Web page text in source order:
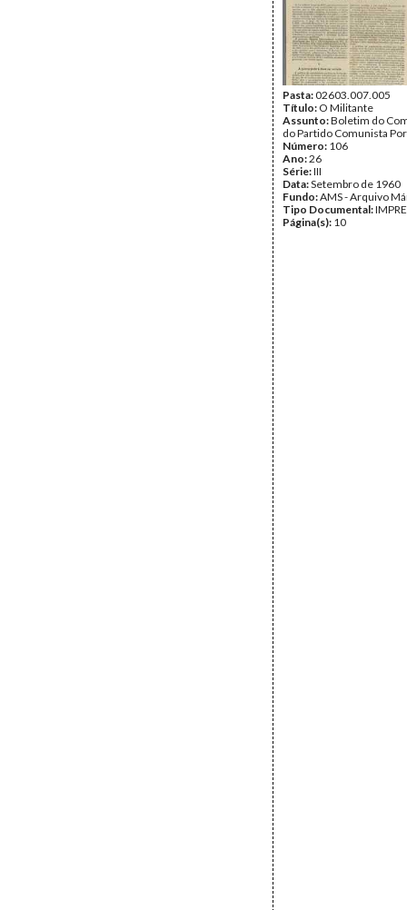
Pasta:02603.007.005
Título: O Militante
Assunto:Boletim do
do Partido Comunista
Número: 106
Ano:26
Série:III
Data:Setembro de 1960
Fundo:AMS - Arquivo
Tipo Documental:
Página(s): 10